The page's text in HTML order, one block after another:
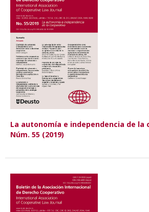
La autonomía e independencia de la
Núm. 55 (2019)